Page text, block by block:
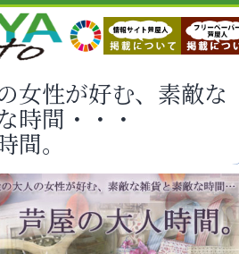
女性が好む、素敵な
時間・・・
間。